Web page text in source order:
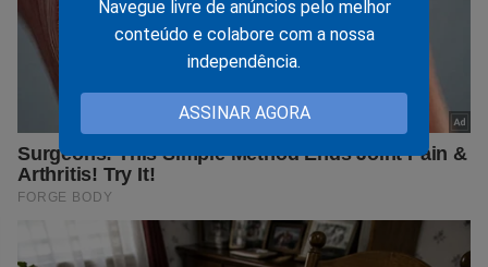
Navegue livre de anúncios pelo melhor
conteúdo e colabore com a nossa
independência.
ASSINAR AGORA